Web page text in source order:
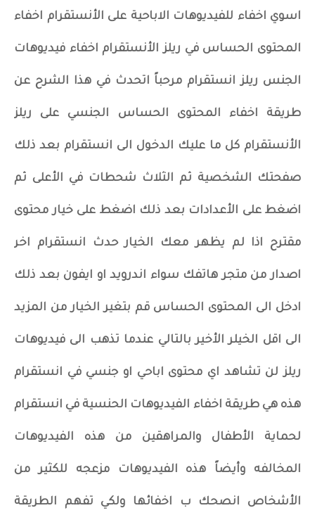
اسوي اخفاء للفيديوهات الاباحية على الأنستقرام اخفاء
المحتوى الحساس في ريلز الأنستقرام اخفاء فيديوهات
الجنس ريلز انستقرام مرحباً اتحدث في هذا الشرح عن
طريقة اخفاء المحتوى الحساس الجنسي على ريلز
الأنستقرام كل ما عليك الدخول الى انستقرام بعد ذلك
صفحتك الشخصية ثم الثلاث شحطات في الأعلى ثم
اضغط على الأعدادات بعد ذلك اضغط على خيار محتوى
مقترح اذا لم يظهر معك الخيار حدث انستقرام اخر
اصدار من متجر هاتفك سواء اندرويد او ايفون بعد ذلك
ادخل الى المحتوى الحساس قم بتغير الخيار من المزيد
الى اقل الخيلر الأخير بالتالي عندما تذهب الى فيديوهات
ريلز لن تشاهد اي محتوى اباحي او جنسي في انستقرام
هذه هي طريقة اخفاء الفيديوهات الحنسية في انستقرام
لحماية الأطفال والمراهقين من هذه الفيديوهات
المخالفه وأيضاً هذه الفيديوهات مزعجه للكثير من
الأشخاص انصحك ب اخفائها ولكي تفهم الطريقة